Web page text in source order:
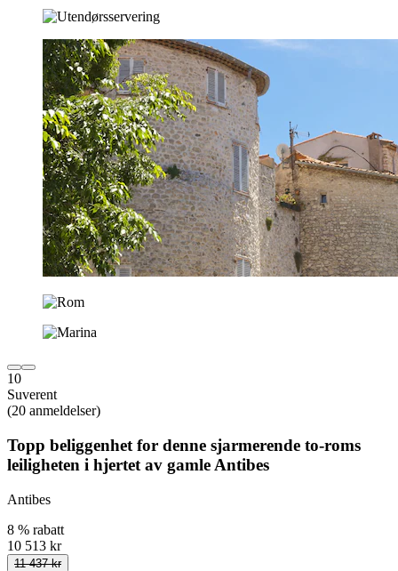
10
Suverent
(20 anmeldelser)
Topp beliggenhet for denne sjarmerende to-roms
leiligheten i hjertet av gamle Antibes
Antibes
8 % rabatt
10 513 kr
11 437 kr